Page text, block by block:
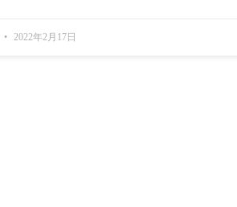
2022年2月17日